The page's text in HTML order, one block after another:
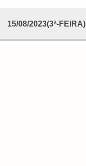
15/08/2023(3ª-FEIRA)